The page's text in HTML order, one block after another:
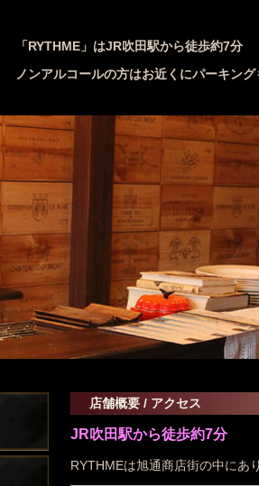
「RYTHME」はJR吹田駅から徒歩約7分
ノンアルコールの方はお近くにパーキン
店舗概要 / アクセス
JR吹田駅から徒歩約7分
RYTHMEは旭通商店街の中にあ